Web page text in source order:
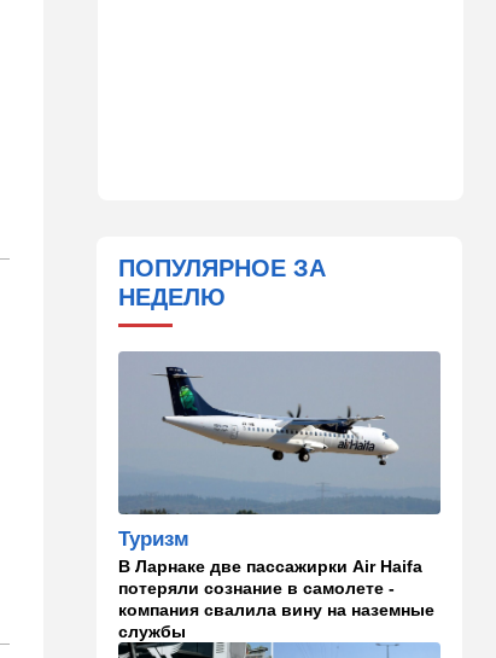
подрался с "суперменом"-
антисемитом из-за Гитлера,
оба в полиции. ВИДЕО
23:03 Ближний Восток
Попутал берега Ормузского
пролива: Иран ужесточает
требования
Совет мира начинает
Газе
21:21 Ближний Восток
Караван идет: Иран и Оман
почти договорились
ПОПУЛЯРНОЕ ЗА
НЕДЕЛЮ
Туризм
В Ларнаке две пассажирки Air Haifa
потеряли сознание в самолете -
компания свалила вину на наземные
службы